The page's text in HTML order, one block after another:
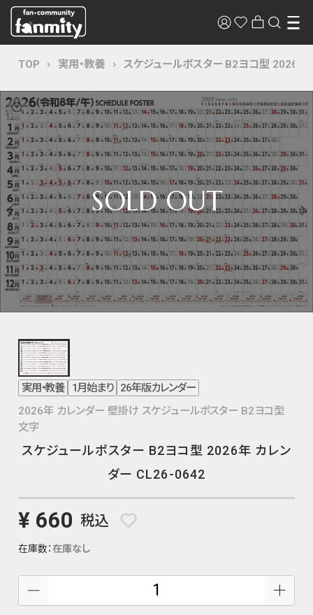
TOP 実用・教養 スケジュールポスター B2ヨコ型 2026
実用・教養 1月始まり
26年版カレンダー
2026年 カレンダー 壁掛け スケジュールポスター B2ヨコ型
文字
スケジュールポスター B2ヨコ型 2026年 カレン
ダー CL26-0642
¥ 660 税込
在庫数：在庫なし